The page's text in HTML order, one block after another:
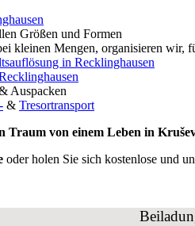
Größen und Formen
kleinen Mengen, organisieren wir,
in Recklinghausen
Auspacken
& Tresortransport
Traum von einem Leben in
oder holen Sie sich kostenlose und